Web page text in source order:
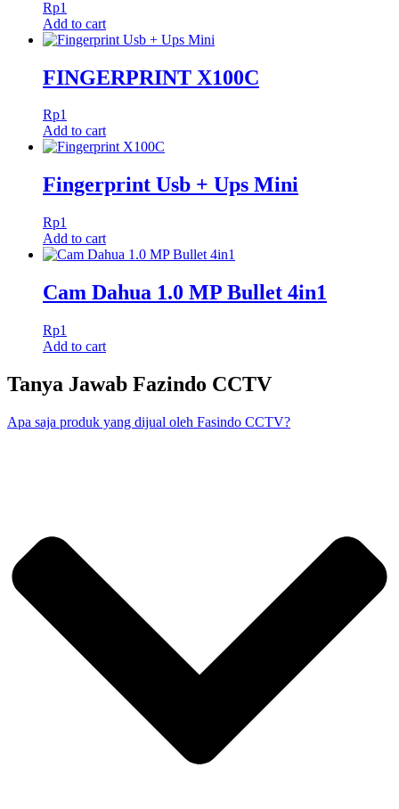
Rp1
Add to cart
FINGERPRINT X100C
Rp1
Add to cart
Fingerprint Usb + Ups Mini
Rp1
Add to cart
Cam Dahua 1.0 MP Bullet 4in1
Rp1
Add to cart
Tanya Jawab Fazindo CCTV
Apa saja produk yang dijual oleh Fasindo CCTV?